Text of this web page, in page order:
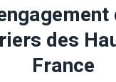
des
France